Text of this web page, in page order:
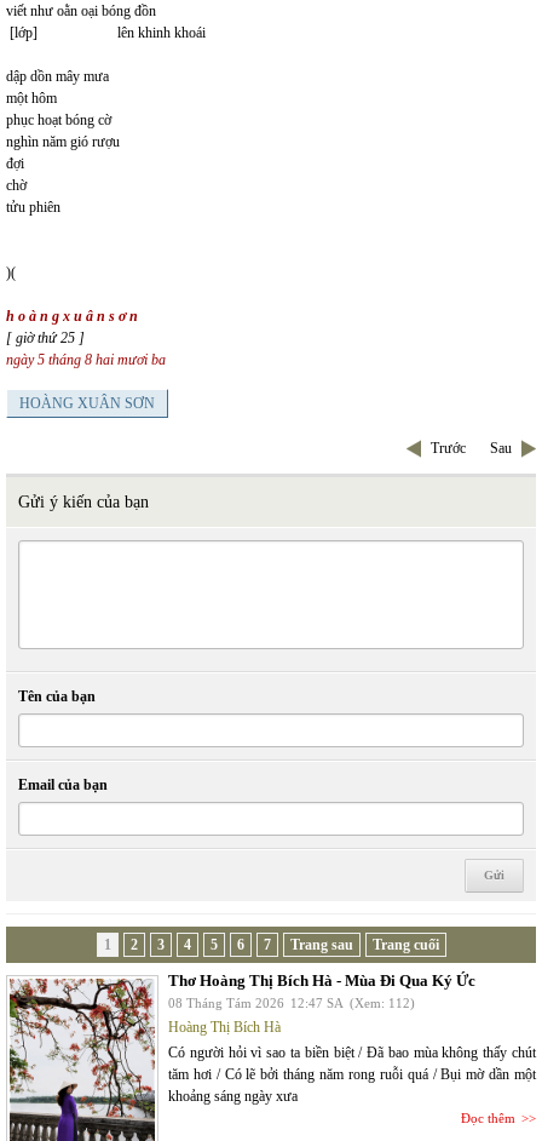
viết như oằn oại bóng đồn
[lớp] lên khinh khoái
dập dồn mây mưa
một hôm
phục hoạt bóng cờ
nghìn năm gió rượu
đợi
chờ
tửu phiên
)(
h o à n g x u â n s ơ n
[ giờ thứ 25 ]
ngày 5 tháng 8 hai mươi ba
HOÀNG XUÂN SƠN
Trước Sau
Gửi ý kiến của bạn
Tên của bạn
Email của bạn
1 2 3 4 5 6 7 Trang sau Trang cuối
Thơ Hoàng Thị Bích Hà - Mùa Đi Qua Ký Ức
08 Tháng Tám 2026 12:47 SA (Xem: 112)
Hoàng Thị Bích Hà
Có người hỏi vì sao ta biền biệt / Đã bao mùa không thấy chút
tăm hơi / Có lẽ bởi tháng năm rong ruỗi quá / Bụi mờ dần một
khoảng sáng ngày xưa
Đọc thêm